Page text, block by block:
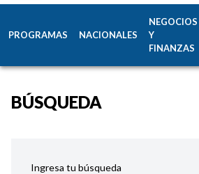
PROGRAMAS NACIONALES
NEGOCIOS
Y
FINANZAS
BÚSQUEDA
Ingresa tu búsqueda